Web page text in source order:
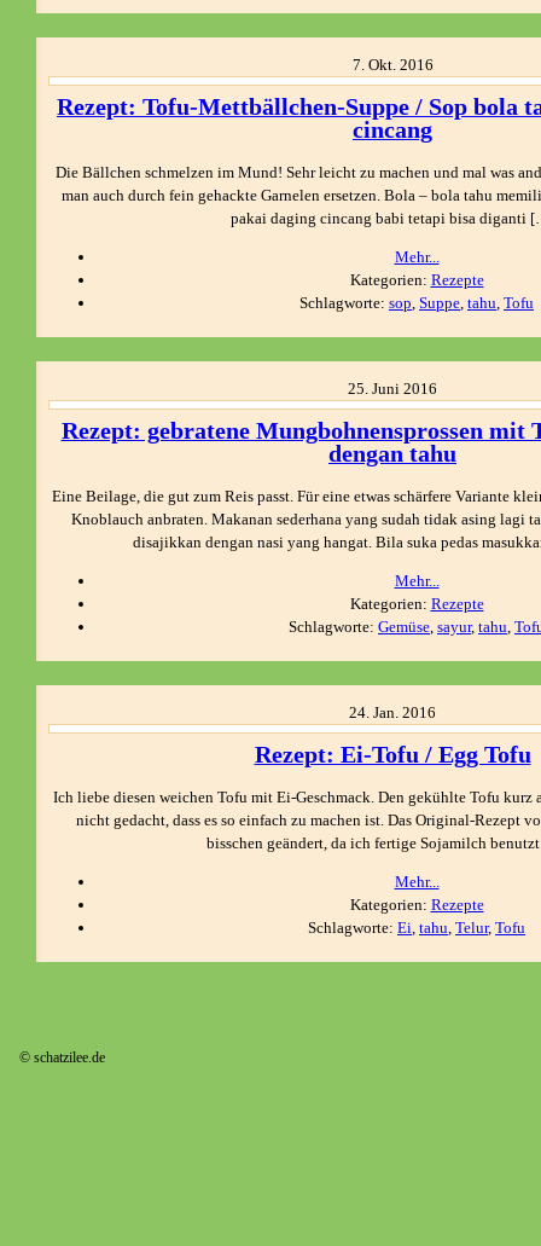
7. Okt. 2016
Rezept: Tofu-Mettbällchen-Suppe / Sop bola
cincang
Die Bällchen schmelzen im Mund! Sehr leicht zu machen und mal was
man auch durch fein gehackte Garnelen ersetzen. Bola – bola tahu
pakai daging cincang babi tetapi bisa diganti
Mehr...
Kategorien: Rezepte
Schlagworte: sop, Suppe, tahu, Tofu
25. Juni 2016
Rezept: gebratene Mungbohnensprossen mit
dengan tahu
Eine Beilage, die gut zum Reis passt. Für eine etwas schärfere Variante
Knoblauch anbraten. Makanan sederhana yang sudah tidak asing lagi
disajikkan dengan nasi yang hangat. Bila suka pedas
Mehr...
Kategorien: Rezepte
Schlagworte: Gemüse, sayur, tahu,
24. Jan. 2016
Rezept: Ei-Tofu / Egg Tofu
Ich liebe diesen weichen Tofu mit Ei-Geschmack. Den gekühlte Tofu kurz
nicht gedacht, dass es so einfach zu machen ist. Das Original-Rezept
bisschen geändert, da ich fertige Sojamilch
Mehr...
Kategorien: Rezepte
Schlagworte: Ei, tahu, Telur, Tofu
© schatzilee.de